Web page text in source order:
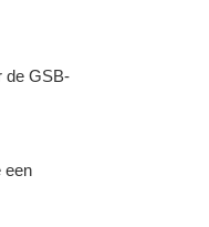
de GSB-
een